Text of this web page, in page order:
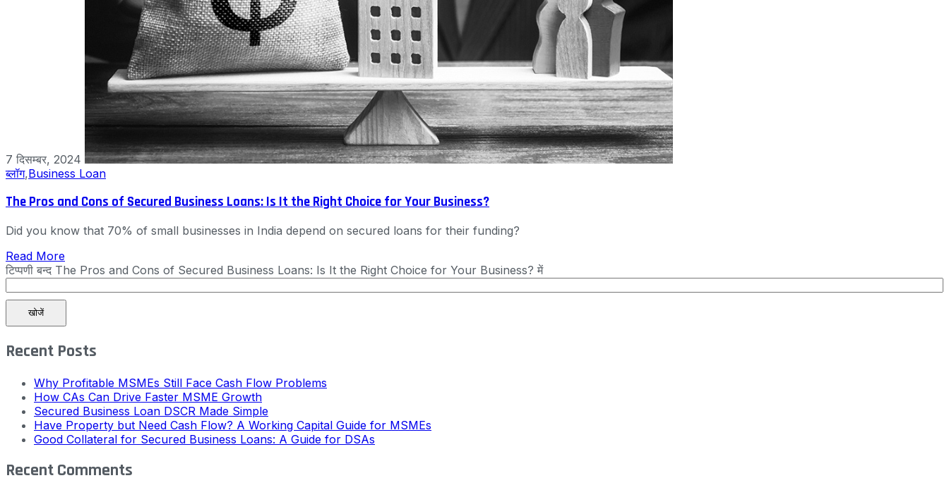
7 दिसम्बर, 2024
ब्लॉग,Business Loan
The Pros and Cons of Secured Business Loans: Is It the Right Choice for Your Business?
Did you know that 70% of small businesses in India depend on secured loans for their funding?
Read More
टिप्पणी बन्द The Pros and Cons of Secured Business Loans: Is It the Right Choice for Your Business? में
खोजें
Recent Posts
Why Profitable MSMEs Still Face Cash Flow Problems
How CAs Can Drive Faster MSME Growth
Secured Business Loan DSCR Made Simple
Have Property but Need Cash Flow? A Working Capital Guide for MSMEs
Good Collateral for Secured Business Loans: A Guide for DSAs
Recent Comments